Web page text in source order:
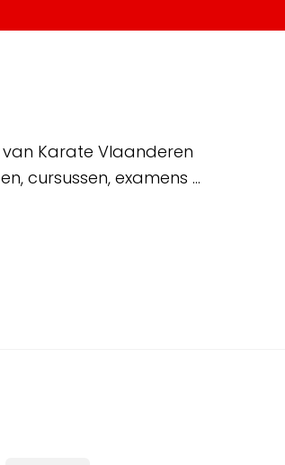
Karate Vlaanderen
cursussen, examens …